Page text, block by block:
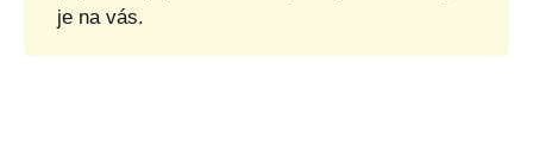
je na vás.